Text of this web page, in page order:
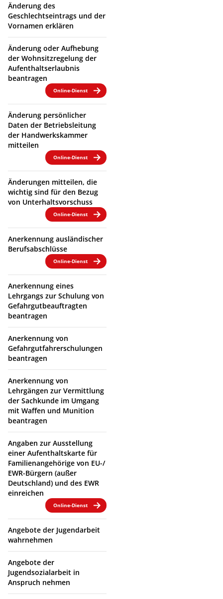
Änderung des
Geschlechtseintrags und der
Vornamen erklären
Änderung oder Aufhebung
der Wohnsitzregelung der
Aufenthaltserlaubnis
beantragen
Online-Dienst
Änderung persönlicher
Daten der Betriebsleitung
der Handwerkskammer
mitteilen
Online-Dienst
Änderungen mitteilen, die
wichtig sind für den Bezug
von Unterhaltsvorschuss
Online-Dienst
Anerkennung ausländischer
Berufsabschlüsse
Online-Dienst
Anerkennung eines
Lehrgangs zur Schulung von
Gefahrgutbeauftragten
beantragen
Anerkennung von
Gefahrgutfahrerschulungen
beantragen
Anerkennung von
Lehrgängen zur Vermittlung
der Sachkunde im Umgang
mit Waffen und Munition
beantragen
Angaben zur Ausstellung
einer Aufenthaltskarte für
Familienangehörige von EU-/
EWR-Bürgern (außer
Deutschland) und des EWR
einreichen
Online-Dienst
Angebote der Jugendarbeit
wahrnehmen
Angebote der
Jugendsozialarbeit in
Anspruch nehmen